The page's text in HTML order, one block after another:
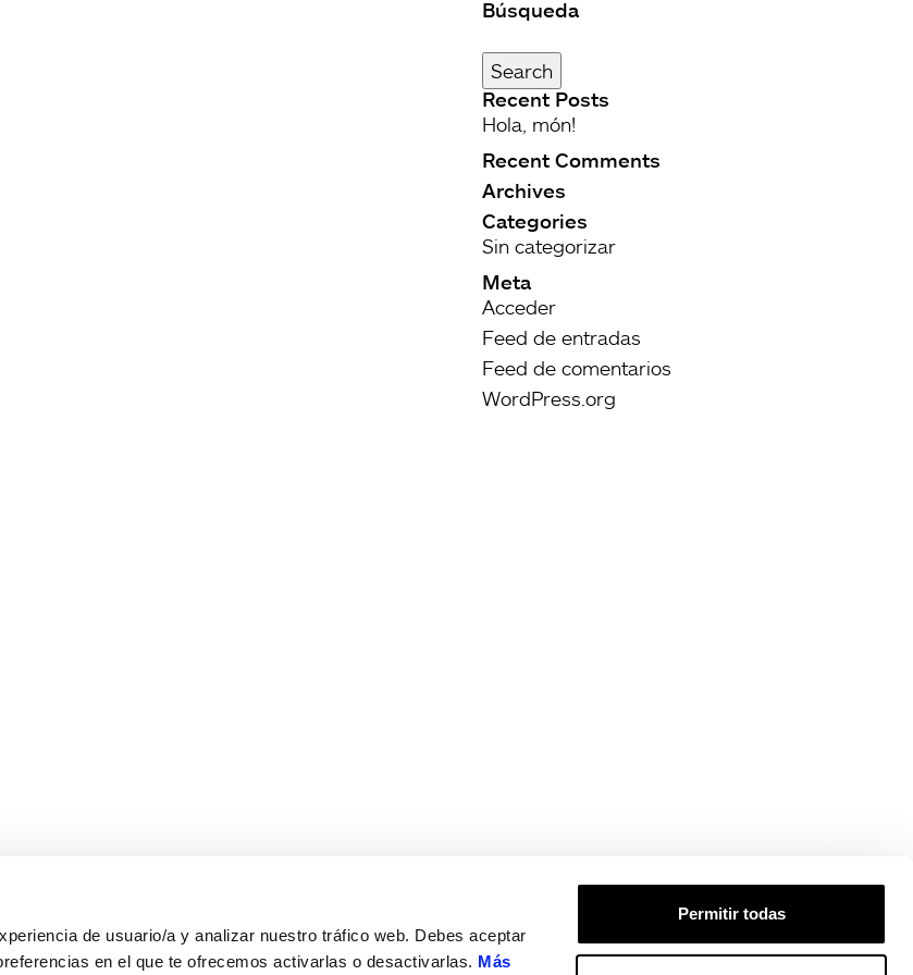
de usuario/a y analizar nuestro tráfico web. Debes aceptar
en el que te ofrecemos activarlas o desactivarlas. Más
Permitir todas
Búsqueda
por:
Search
Recent Posts
Hola, món!
Recent Comments
Archives
Categories
Sin categorizar
Meta
Acceder
Feed de entradas
Feed de comentarios
WordPress.org